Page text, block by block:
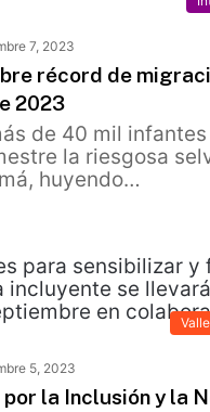
7, 2023
récord de
2023
de 40 mil
la riesgosa
huyendo…
5, 2023
la Inclusión y la